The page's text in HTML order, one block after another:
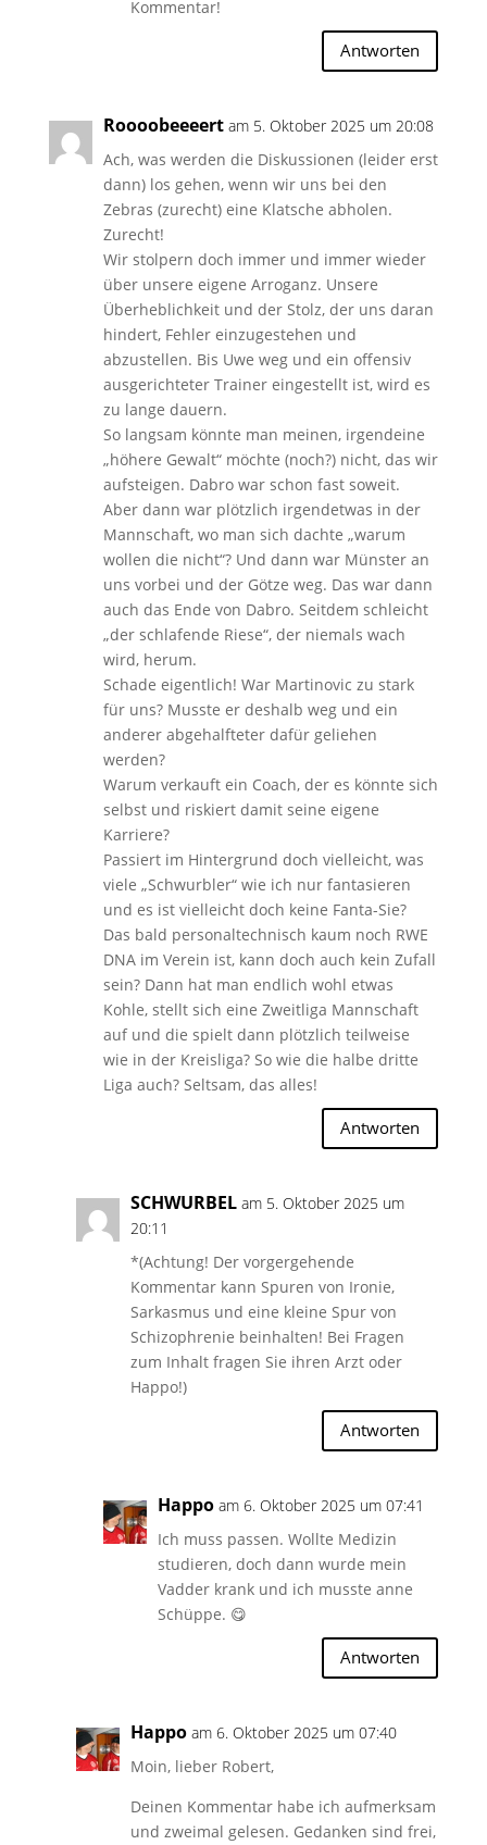
Kommentar!
Antworten
Roooobeeeert am 5. Oktober 2025 um 20:08
Ach, was werden die Diskussionen (leider erst
dann) los gehen, wenn wir uns bei den
Zebras (zurecht) eine Klatsche abholen.
Zurecht!
Wir stolpern doch immer und immer wieder
über unsere eigene Arroganz. Unsere
Überheblichkeit und der Stolz, der uns daran
hindert, Fehler einzugestehen und
abzustellen. Bis Uwe weg und ein offensiv
ausgerichteter Trainer eingestellt ist, wird es
zu lange dauern.
So langsam könnte man meinen, irgendeine
„höhere Gewalt“ möchte (noch?) nicht, das wir
aufsteigen. Dabro war schon fast soweit.
Aber dann war plötzlich irgendetwas in der
Mannschaft, wo man sich dachte „warum
wollen die nicht“? Und dann war Münster an
uns vorbei und der Götze weg. Das war dann
auch das Ende von Dabro. Seitdem schleicht
„der schlafende Riese“, der niemals wach
wird, herum.
Schade eigentlich! War Martinovic zu stark
für uns? Musste er deshalb weg und ein
anderer abgehalfteter dafür geliehen
werden?
Warum verkauft ein Coach, der es könnte sich
selbst und riskiert damit seine eigene
Karriere?
Passiert im Hintergrund doch vielleicht, was
viele „Schwurbler“ wie ich nur fantasieren
und es ist vielleicht doch keine Fanta-Sie?
Das bald personaltechnisch kaum noch RWE
DNA im Verein ist, kann doch auch kein Zufall
sein? Dann hat man endlich wohl etwas
Kohle, stellt sich eine Zweitliga Mannschaft
auf und die spielt dann plötzlich teilweise
wie in der Kreisliga? So wie die halbe dritte
Liga auch? Seltsam, das alles!
Antworten
SCHWURBEL am 5. Oktober 2025 um
20:11
*(Achtung! Der vorgergehende
Kommentar kann Spuren von Ironie,
Sarkasmus und eine kleine Spur von
Schizophrenie beinhalten! Bei Fragen
zum Inhalt fragen Sie ihren Arzt oder
Happo!)
Antworten
Happo am 6. Oktober 2025 um 07:41
Ich muss passen. Wollte Medizin
studieren, doch dann wurde mein
Vadder krank und ich musste anne
Schüppe. 😋
Antworten
Happo am 6. Oktober 2025 um 07:40
Moin, lieber Robert,
Deinen Kommentar habe ich aufmerksam
und zweimal gelesen. Gedanken sind frei,